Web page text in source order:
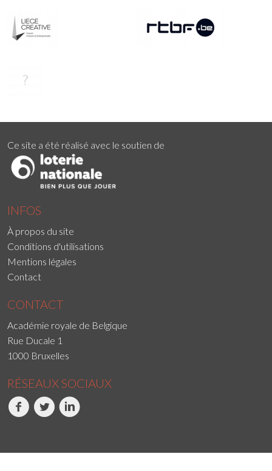
Ce site a été réalisé avec le soutien de
INFOS
À propos du site
Conditions d'utilisations
Mentions légales
Contact
CONTACT
Académie royale de Belgique
Rue Ducale 1
1000 Bruxelles
RÉSEAUX SOCIAUX